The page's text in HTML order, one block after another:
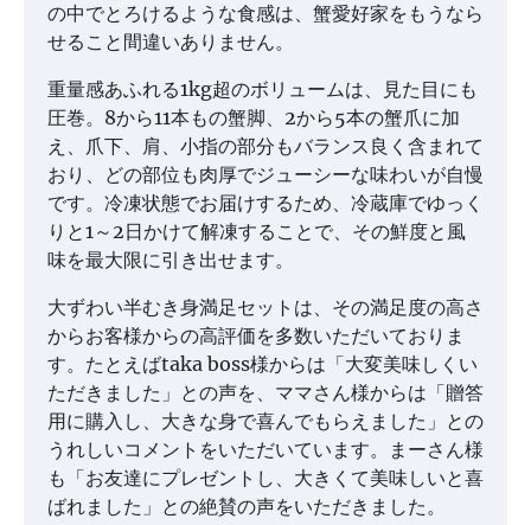
の中でとろけるような食感は、蟹愛好家をもうなら
せること間違いありません。
重量感あふれる1kg超のボリュームは、見た目にも
圧巻。8から11本もの蟹脚、2から5本の蟹爪に加
え、爪下、肩、小指の部分もバランス良く含まれて
おり、どの部位も肉厚でジューシーな味わいが自慢
です。冷凍状態でお届けするため、冷蔵庫でゆっく
りと1～2日かけて解凍することで、その鮮度と風
味を最大限に引き出せます。
大ずわい半むき身満足セットは、その満足度の高さ
からお客様からの高評価を多数いただいておりま
す。たとえばtaka boss様からは「大変美味しくい
ただきました」との声を、ママさん様からは「贈答
用に購入し、大きな身で喜んでもらえました」との
うれしいコメントをいただいています。まーさん様
も「お友達にプレゼントし、大きくて美味しいと喜
ばれました」との絶賛の声をいただきました。